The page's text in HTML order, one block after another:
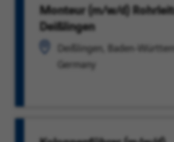
Monteur (m/w/d)
Deißlingen
Deißlingen, Baden-
Germany